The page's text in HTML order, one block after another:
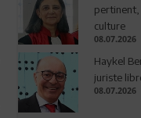
pertinent,
culture
08.07.2026
Haykel
juriste
08.07.2026